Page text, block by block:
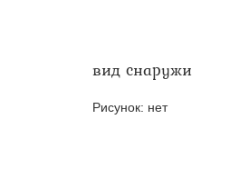
вид снаружи
Рисунок: нет